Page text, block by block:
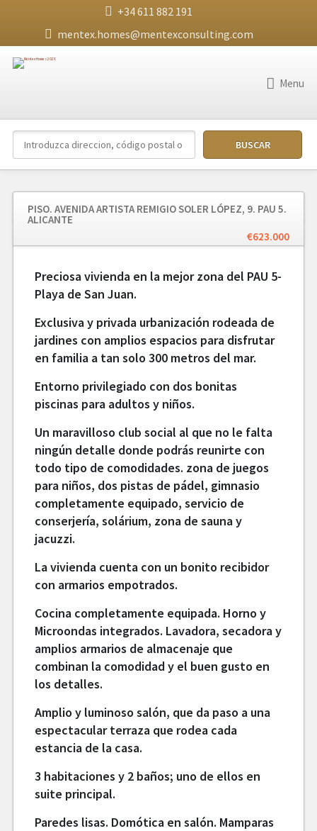
+34 611 882 191
mentex.homes@mentexconsulting.com
Menu
PISO. AVENIDA ARTISTA REMIGIO SOLER LÓPEZ, 9. PAU 5.
ALICANTE
€623.000
Preciosa vivienda en la mejor zona del PAU 5-
Playa de San Juan.
Exclusiva y privada urbanización rodeada de
jardines con amplios espacios para disfrutar
en familia a tan solo 300 metros del mar.
Entorno privilegiado con dos bonitas
piscinas para adultos y niños.
Un maravilloso club social al que no le falta
ningún detalle donde podrás reunirte con
todo tipo de comodidades. zona de juegos
para niños, dos pistas de pádel, gimnasio
completamente equipado, servicio de
conserjería, solárium, zona de sauna y
jacuzzi.
La vivienda cuenta con un bonito recibidor
con armarios empotrados.
Cocina completamente equipada. Horno y
Microondas integrados. Lavadora, secadora y
amplios armarios de almacenaje que
combinan la comodidad y el buen gusto en
los detalles.
Amplio y luminoso salón, que da paso a una
espectacular terraza que rodea cada
estancia de la casa.
3 habitaciones y 2 baños; uno de ellos en
suite principal.
Paredes lisas. Domótica en salón. Mamparas